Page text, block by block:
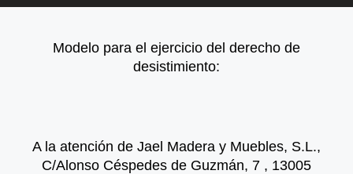
Modelo para el ejercicio del derecho de
desistimiento:
A la atención de Jael Madera y Muebles, S.L.,
C/Alonso Céspedes de Guzmán, 7 , 13005